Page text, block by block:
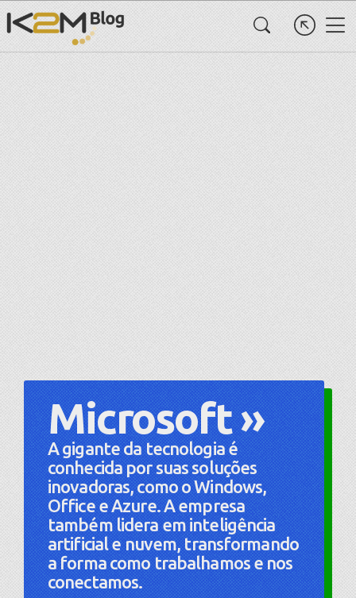
Microsoft »
A gigante da tecnologia é
conhecida por suas soluções
inovadoras, como o Windows,
Office e Azure. A empresa
também lidera em inteligência
artificial e nuvem, transformando
a forma como trabalhamos e nos
conectamos.